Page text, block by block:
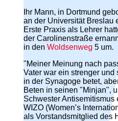
Ihr Mann, in Dortmund
an der Universität Breslau
Erste Praxis als Lehrer
der Carolinenstraße
in den Woldsenweg 5 um.
"Meiner Meinung nach
Vater war ein strenger
in der Synagoge betet,
Beten in seinen "Minjan",
Schwester
WIZO (Women’s
als Vorstandsmitglied des